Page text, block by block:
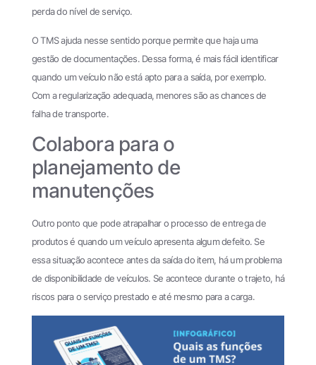
perda do nível de serviço.
O TMS ajuda nesse sentido porque permite que haja uma
gestão de documentações. Dessa forma, é mais fácil identificar
quando um veículo não está apto para a saída, por exemplo.
Com a regularização adequada, menores são as chances de
falha de transporte.
Colabora para o
planejamento de
manutenções
Outro ponto que pode atrapalhar o processo de entrega de
produtos é quando um veículo apresenta algum defeito. Se
essa situação acontece antes da saída do item, há um problema
de disponibilidade de veículos. Se acontece durante o trajeto, há
riscos para o serviço prestado e até mesmo para a carga.